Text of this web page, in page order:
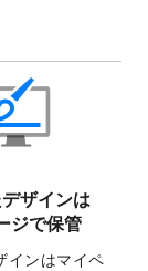
ーデザイン
した。
した。
を追加しまし
テンプレート
ザインは
ジで保管
インはマイペ